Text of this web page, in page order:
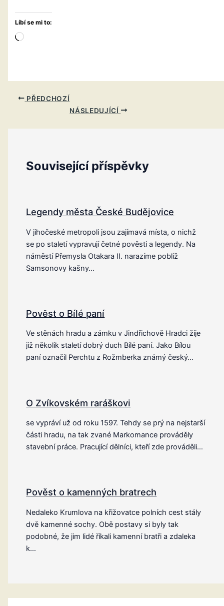
Líbí se mi to:
Načítání…
PŘEDCHOZÍ
NÁSLEDUJÍCÍ
Související příspěvky
Legendy města České Budějovice
V jihočeské metropoli jsou zajímavá místa, o nichž
se po staletí vypravují četné pověsti a legendy. Na
náměstí Přemysla Otakara II. narazíme poblíž
Samsonovy kašny…
Pověst o Bílé paní
Ve stěnách hradu a zámku v Jindřichově Hradci žije
již několik staletí dobrý duch Bílé paní. Jako Bílou
paní označil Perchtu z Rožmberka známý český…
O Zvíkovském raráškovi
se vypráví už od roku 1597. Tehdy se prý na nejstarší
části hradu, na tak zvané Markomance prováděly
stavební práce. Pracující dělníci, kteří zde prováděli…
Pověst o kamenných bratrech
Nedaleko Krumlova na křižovatce polních cest stály
dvě kamenné sochy. Obě postavy si byly tak
podobné, že jim lidé říkali kamenní bratři a zdaleka
k…